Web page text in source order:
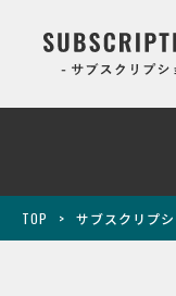
TOP サブスクリプ